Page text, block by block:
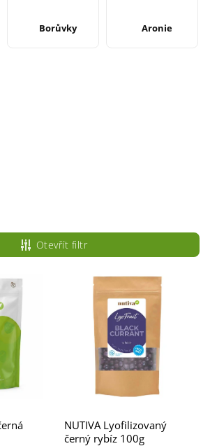
Borůvky Aronie
Otevřít filtr
NUTIVA Lyofilizovaný
černý rybíz 100g